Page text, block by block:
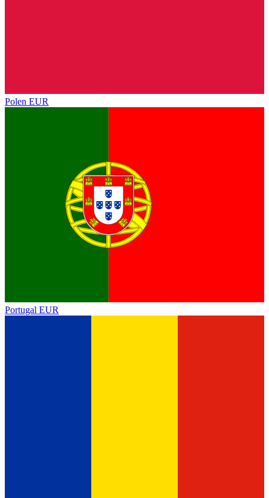
Polen EUR
Portugal EUR